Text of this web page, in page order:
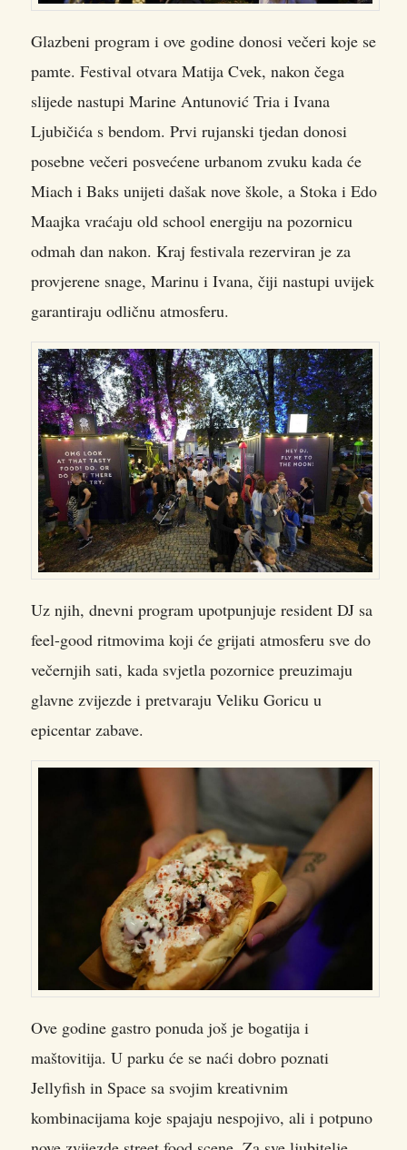
Glazbeni program i ove godine donosi večeri koje se
pamte. Festival otvara Matija Cvek, nakon čega
slijede nastupi Marine Antunović Tria i Ivana
Ljubičića s bendom. Prvi rujanski tjedan donosi
posebne večeri posvećene urbanom zvuku kada će
Miach i Baks unijeti dašak nove škole, a Stoka i Edo
Maajka vraćaju old school energiju na pozornicu
odmah dan nakon. Kraj festivala rezerviran je za
provjerene snage, Marinu i Ivana, čiji nastupi uvijek
garantiraju odličnu atmosferu.
Uz njih, dnevni program upotpunjuje resident DJ sa
feel-good ritmovima koji će grijati atmosferu sve do
večernjih sati, kada svjetla pozornice preuzimaju
glavne zvijezde i pretvaraju Veliku Goricu u
epicentar zabave.
Ove godine gastro ponuda još je bogatija i
maštovitija. U parku će se naći dobro poznati
Jellyfish in Space sa svojim kreativnim
kombinacijama koje spajaju nespojivo, ali i potpuno